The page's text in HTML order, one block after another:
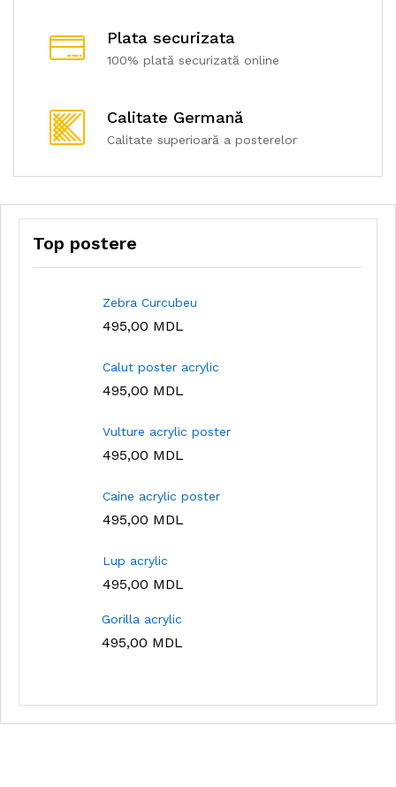
Plata securizata
100% plată securizată online
Calitate Germană
Calitate superioară a posterelor
Top postere
Zebra Curcubeu
495,00 MDL
Calut poster acrylic
495,00 MDL
Vulture acrylic poster
495,00 MDL
Caine acrylic poster
495,00 MDL
Lup acrylic
495,00 MDL
Gorilla acrylic
495,00 MDL